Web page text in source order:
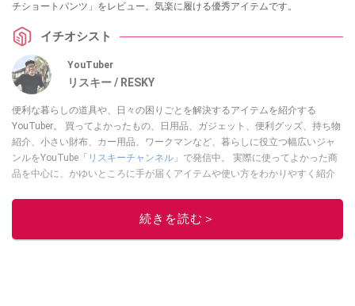
チショートパンツ」をレビュー。気楽に履ける優秀アイテムです。
イチオシスト
YouTuber
リスキー / RESKY
便利な暮らしの道具や、日々の困りごとを解決するアイテムを紹介する
YouTuber。 買ってよかったもの、日用品、ガジェット、便利グッズ、持ち物
紹介、小さい財布、カー用品、ワークマンなど、暮らしに役立つ幅広いジャ
ンルをYouTube「 リスキーチャンネル 」で発信中。 実際に使ってよかった商
品を中心に、かゆいところに手が届くアイテムや使い方をわかりやすく紹介
このイチオシストの他の記事を読む
続きを読む＞